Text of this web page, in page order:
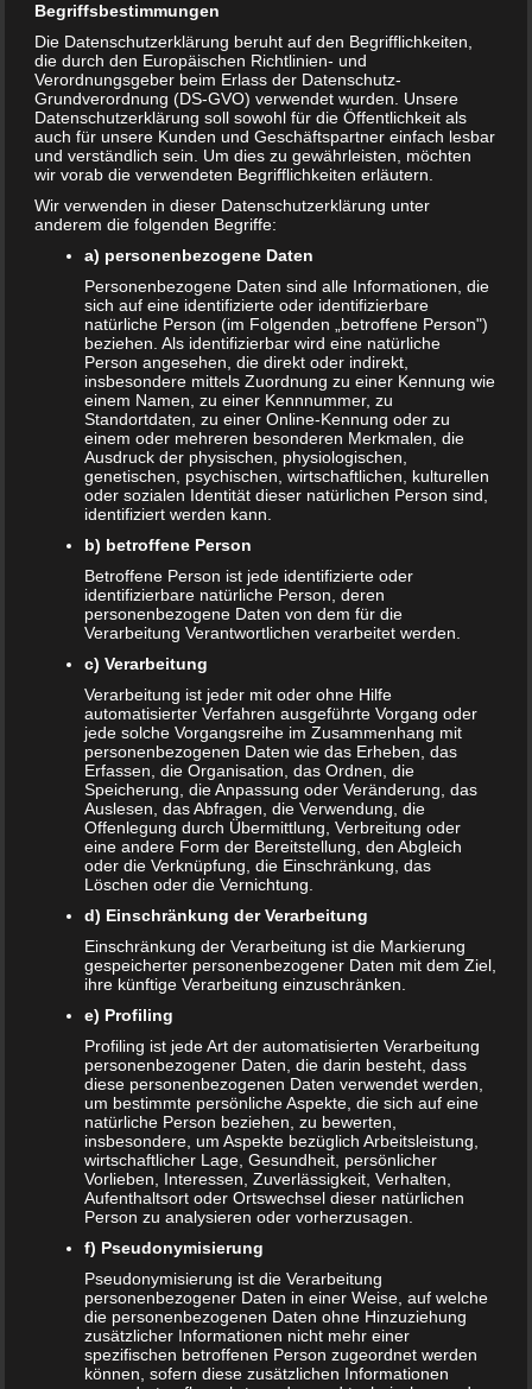
Wadenkrampf in der Schwangerschaft
10. JULI 2018
Einen Wadenkrampf hat jeder schon einmal gehabt. Und
die Meinung dürfte einhellig sein: Wadenkrämpfe sind
äußerst unangenehm und verursachen starke Schmerzen.
Datenschutzerklärung | Datenauszug | Datenschutzeinstellungen
Löschanfrage|Fotonachweise |Impressum
Das sind die vier Phasen der Eltern-Kind-Beziehung
Schwangerschaft – ein kurzer Überblick
Schwangerschaft: 1. Trimester
Babyhaut schützen: So gelingt es am besten!
NEUE KOMMENTARE
Frank ZimmermannzuSchwanger von Affäre – was nun?
Kristin RudolphzuVollmachten für Kinder
zuVollmachten für Kinder
zuBRIO Angebote – Holzeisenbahnen besonders
günstig kaufen
SANDRAzuVollmachten für Kinder
NACHRICHTEN
Kinder- und Jugendstärkungsgesetz kommt
Familien profitieren vom Rekordhaushalt 2020
Cannabis in der Muttermilch nachweisbar
Elterngeld online beantragen
Zahnspange für viele Kinder nicht notwendig
Begriffsbestimmungen
Die Datenschutzerklärung beruht auf den Begrifflichkeiten,
die durch den Europäischen Richtlinien- und
Verordnungsgeber beim Erlass der Datenschutz-
Grundverordnung (DS-GVO) verwendet wurden. Unsere
Datenschutzerklärung soll sowohl für die Öffentlichkeit als
auch für unsere Kunden und Geschäftspartner einfach lesbar
und verständlich sein. Um dies zu gewährleisten, möchten
wir vorab die verwendeten Begrifflichkeiten erläutern.
Wir verwenden in dieser Datenschutzerklärung unter
anderem die folgenden Begriffe:
a) personenbezogene Daten
Personenbezogene Daten sind alle Informationen, die
sich auf eine identifizierte oder identifizierbare
natürliche Person (im Folgenden „betroffene Person")
beziehen. Als identifizierbar wird eine natürliche
Person angesehen, die direkt oder indirekt,
insbesondere mittels Zuordnung zu einer Kennung wie
einem Namen, zu einer Kennnummer, zu
Standortdaten, zu einer Online-Kennung oder zu
einem oder mehreren besonderen Merkmalen, die
Ausdruck der physischen, physiologischen,
genetischen, psychischen, wirtschaftlichen, kulturellen
oder sozialen Identität dieser natürlichen Person sind,
identifiziert werden kann.
b) betroffene Person
Betroffene Person ist jede identifizierte oder
identifizierbare natürliche Person, deren
personenbezogene Daten von dem für die
Verarbeitung Verantwortlichen verarbeitet werden.
c) Verarbeitung
Verarbeitung ist jeder mit oder ohne Hilfe
automatisierter Verfahren ausgeführte Vorgang oder
jede solche Vorgangsreihe im Zusammenhang mit
personenbezogenen Daten wie das Erheben, das
Erfassen, die Organisation, das Ordnen, die
Speicherung, die Anpassung oder Veränderung, das
Auslesen, das Abfragen, die Verwendung, die
Offenlegung durch Übermittlung, Verbreitung oder
eine andere Form der Bereitstellung, den Abgleich
oder die Verknüpfung, die Einschränkung, das
Löschen oder die Vernichtung.
d) Einschränkung der Verarbeitung
Einschränkung der Verarbeitung ist die Markierung
gespeicherter personenbezogener Daten mit dem Ziel,
ihre künftige Verarbeitung einzuschränken.
e) Profiling
Profiling ist jede Art der automatisierten Verarbeitung
personenbezogener Daten, die darin besteht, dass
diese personenbezogenen Daten verwendet werden,
um bestimmte persönliche Aspekte, die sich auf eine
natürliche Person beziehen, zu bewerten,
insbesondere, um Aspekte bezüglich Arbeitsleistung,
wirtschaftlicher Lage, Gesundheit, persönlicher
Vorlieben, Interessen, Zuverlässigkeit, Verhalten,
Aufenthaltsort oder Ortswechsel dieser natürlichen
Person zu analysieren oder vorherzusagen.
f) Pseudonymisierung
Pseudonymisierung ist die Verarbeitung
personenbezogener Daten in einer Weise, auf welche
die personenbezogenen Daten ohne Hinzuziehung
zusätzlicher Informationen nicht mehr einer
spezifischen betroffenen Person zugeordnet werden
können, sofern diese zusätzlichen Informationen